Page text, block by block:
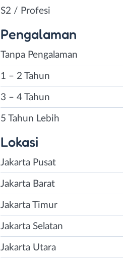
S2 / Profesi
Pengalaman
Tanpa Pengalaman
1 – 2 Tahun
3 – 4 Tahun
5 Tahun Lebih
Lokasi
Jakarta Pusat
Jakarta Barat
Jakarta Timur
Jakarta Selatan
Jakarta Utara